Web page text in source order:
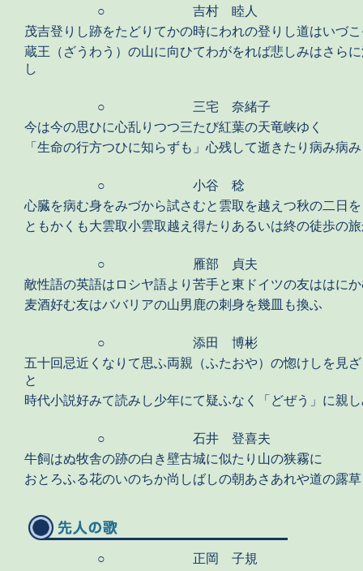
○
吉村 睦人
茂吉登りし跡をたどりてかの時にわれの登りし道はいづ
蔵王（ざうわう）の山に向ひてわがをれば悲しみはさら
し
○
三宅 奈緒子
今は今の思ひに心乱りつつ三たび紅葉の天竜峡ゆく
「生命の行方つひに知らずも」心残して逝きたり病み病
○
小谷 稔
心臓を病む身をみづから試さむと雲取を越えつ秋の二日を
ともかくも大雲取小雲取越え得たりあるいは終の徒歩の
○
雁部 貞夫
敵性語の英語はロシヤ語より苦手と東ドイツの友ははに
麦酒好む友はババリアの山男鹿の刺身を幾皿も換ふ
○
添田 博彬
五十回忌近くなりて思ふ両親（ふたおや）の惚けしを見
と
時代小説好みて読みし少年にて疑ふなく「どぜう」に親
○
石井 登喜夫
牛飼はぬ牧舎の跡の白き壁古城に似たり山の狭霧に
おとろふる花のいのちか尚しばしの朝あさあれや道の露草
○
正岡 子規